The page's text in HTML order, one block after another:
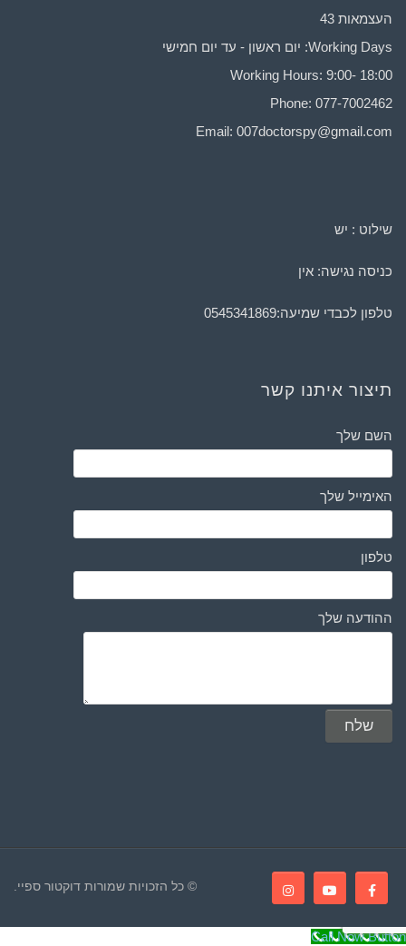
העצמאות 43
Working Days: יום ראשון - עד יום חמישי
Working Hours: 9:00- 18:00
Phone: 077-7002462
Email: 007doctorspy@gmail.com
שילוט : יש
כניסה נגישה: אין
טלפון לכבדי שמיעה:0545341869
תיצור איתנו קשר
השם שלך
האימייל שלך
טלפון
ההודעה שלך
© כל הזכויות שמורות דוקטור ספיי.
Call Now Button